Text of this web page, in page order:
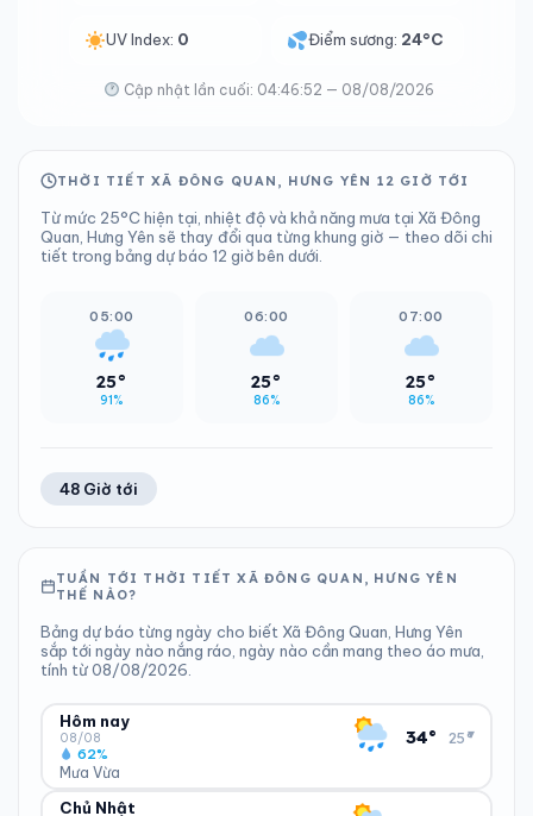
UV Index: 0 Điểm sương: 24°C
Cập nhật lần cuối: 04:46:52 — 08/08/2026
THỜI TIẾT XÃ ĐÔNG QUAN, HƯNG YÊN 12 GIỜ TỚI
Từ mức 25°C hiện tại, nhiệt độ và khả năng mưa tại Xã Đông
Quan, Hưng Yên sẽ thay đổi qua từng khung giờ — theo dõi chi
tiết trong bảng dự báo 12 giờ bên dưới.
05:00
25°
91%
06:00
25°
86%
07:00
25°
86%
48 Giờ tới
TUẦN TỚI THỜI TIẾT XÃ ĐÔNG QUAN, HƯNG YÊN
THẾ NÀO?
Bảng dự báo từng ngày cho biết Xã Đông Quan, Hưng Yên
sắp tới ngày nào nắng ráo, ngày nào cần mang theo áo mưa,
tính từ 08/08/2026.
Hôm nay
08/08
Mưa Vừa
62%
34° 25°
▾
ĐỘ ẨM
Chủ Nhật